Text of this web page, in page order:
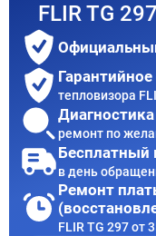
FLIR TG 297
тепловизора
ремонт по
Бесплатный
в день
Ремонт
FLIR TG 297 от